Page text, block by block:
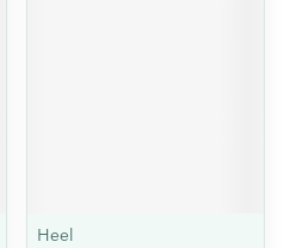
Heel